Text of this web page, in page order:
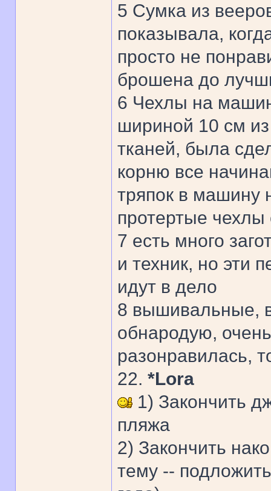
5 Сумка из
показывала,
просто не
брошена до
6 Чехлы на
шириной 10 см
тканей, была
корню все
тряпок в машину
протертые
7 есть много
и техник, но эти
идут в дело
8 вышивальные,
обнародую,
разонравилась,
22. *Lora
1) Закончить
пляжа
2) Закончить
тему --